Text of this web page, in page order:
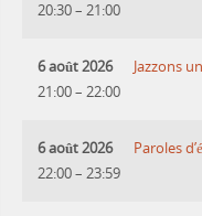
20:30– 21:00
6 août 2026
21:00– 22:00
Jazzons
6 août 2026
22:00– 23:59
Paroles